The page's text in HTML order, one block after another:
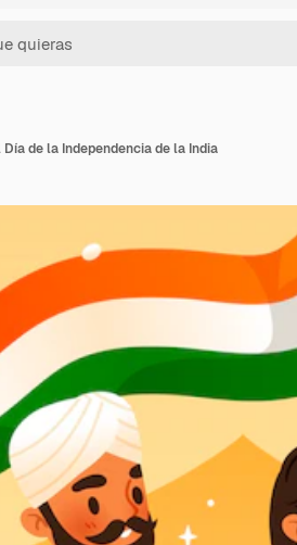
de la Independencia de la India